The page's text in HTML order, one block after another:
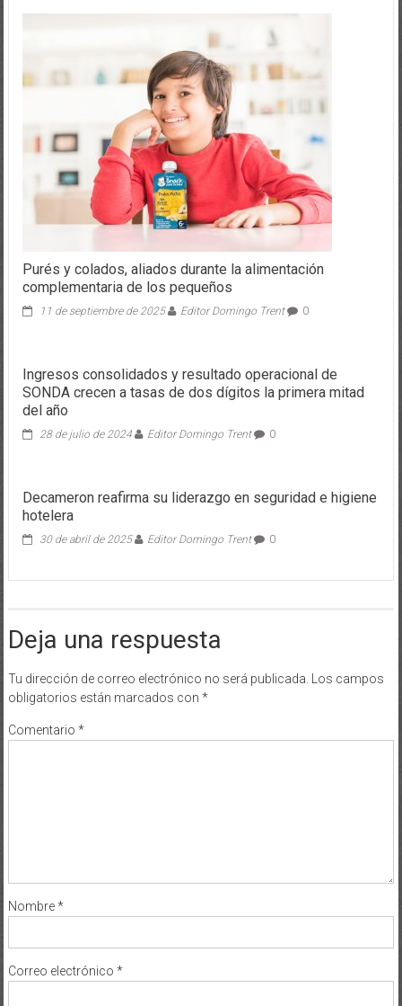
Purés y colados, aliados durante la alimentación
complementaria de los pequeños
11 de septiembre de 2025 Editor Domingo Trent 0
Ingresos consolidados y resultado operacional de
SONDA crecen a tasas de dos dígitos la primera mitad
del año
28 de julio de 2024 Editor Domingo Trent 0
Decameron reafirma su liderazgo en seguridad e higiene
hotelera
30 de abril de 2025 Editor Domingo Trent 0
Deja una respuesta
Tu dirección de correo electrónico no será publicada.
Los campos
obligatorios están marcados con *
Comentario *
Nombre*
Correo electrónico *